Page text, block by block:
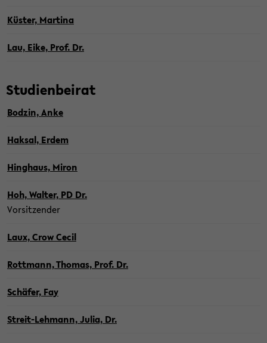
Küs­ter, Mar­ti­na
Lau, Eike, Prof. Dr.
Stu­di­en­bei­rat
Bod­zin, Anke
Hak­sal, Erdem
Hing­haus, Miron
Hoh, Wal­ter, PD Dr.
Vor­sit­zen­der
Laux, Crow Cecil
Rott­mann, Tho­mas, Prof. Dr.
Schä­fer, Fay
Streit-​Lehmann, Julia, Dr.